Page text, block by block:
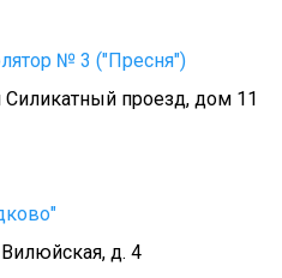
№ 3 ("Пресня")
проезд, дом 11
д. 4